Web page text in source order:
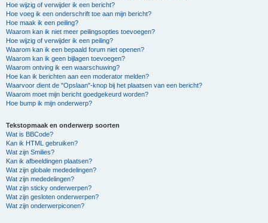
Hoe wijzig of verwijder ik een bericht?
Hoe voeg ik een onderschrift toe aan mijn bericht?
Hoe maak ik een peiling?
Waarom kan ik niet meer peilingsopties toevoegen?
Hoe wijzig of verwijder ik een peiling?
Waarom kan ik een bepaald forum niet openen?
Waarom kan ik geen bijlagen toevoegen?
Waarom ontving ik een waarschuwing?
Hoe kan ik berichten aan een moderator melden?
Waarvoor dient de "Opslaan"-knop bij het plaatsen van een bericht?
Waarom moet mijn bericht goedgekeurd worden?
Hoe bump ik mijn onderwerp?
Tekstopmaak en onderwerp soorten
Wat is BBCode?
Kan ik HTML gebruiken?
Wat zijn Smilies?
Kan ik afbeeldingen plaatsen?
Wat zijn globale mededelingen?
Wat zijn mededelingen?
Wat zijn sticky onderwerpen?
Wat zijn gesloten onderwerpen?
Wat zijn onderwerpiconen?